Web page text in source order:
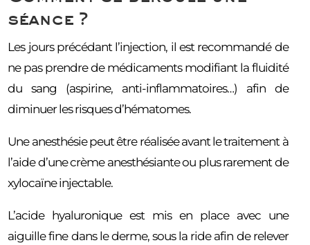
séance ?
Les jours précédant l’injection, il est recommandé de
ne pas prendre de médicaments modifiant la fluidité
du sang (aspirine, anti-inflammatoires…) afin de
diminuer les risques d’hématomes.
Une anesthésie peut être réalisée avant le traitement à
l’aide d’une crème anesthésiante ou plus rarement de
xylocaïne injectable.
L’acide hyaluronique est mis en place avec une
aiguille fine dans le derme, sous la ride afin de relever